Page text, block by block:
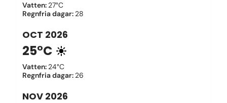
Vatten: 27°C
Regnfria dagar: 28
OCT 2026
25°C
Vatten: 24°C
Regnfria dagar: 26
NOV 2026